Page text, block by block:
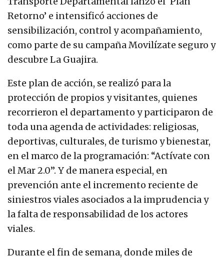
Retorno’ e intensificó acciones de
sensibilización, control y acompañamiento,
como parte de su campaña Movilízate seguro y
descubre La Guajira.
Este plan de acción, se realizó para la
protección de propios y visitantes, quienes
recorrieron el departamento y participaron de
toda una agenda de actividades: religiosas,
deportivas, culturales, de turismo y bienestar,
en el marco de la programación: “Actívate con
el Mar 2.0”. Y de manera especial, en
prevención ante el incremento reciente de
siniestros viales asociados a la imprudencia y
la falta de responsabilidad de los actores
viales.
Durante el fin de semana, donde miles de